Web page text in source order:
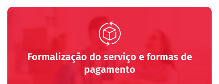
Formalização do serviço e formas de
pagamento